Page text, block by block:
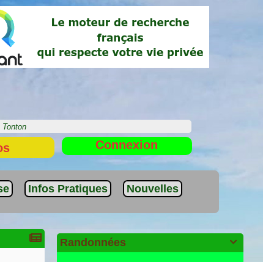
Tonton
Connexion
Infos Pratiques Nouvelles

Randonnées